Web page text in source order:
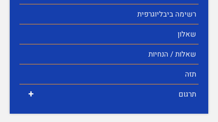
רשימה ביבליוגרפית
שאלון
שאלות / הנחיות
תזה
+ תרגום